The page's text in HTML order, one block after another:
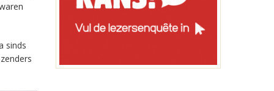
sinds